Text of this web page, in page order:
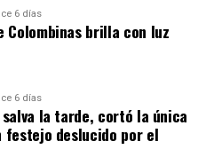
6 días
Colombinas brilla con luz
6 días
la tarde, cortó la única
festejo deslucido por el